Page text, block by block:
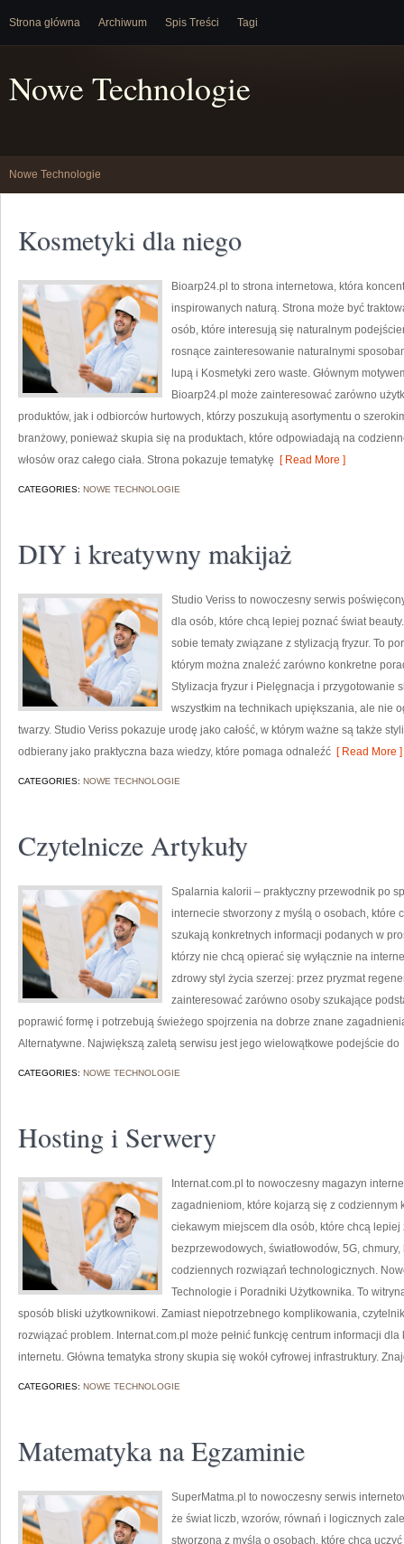
Strona główna Archiwum Spis Treści Tagi
Nowe Technologie
Nowe Technologie
Kosmetyki dla niego
Bioarp24.pl to strona internetowa, która
inspirowanych naturą. Strona może być
osób, które interesują się naturalnym
rosnące zainteresowanie naturalnymi
lupą i Kosmetyki zero waste. Głównym
Bioarp24.pl może zainteresować zarówno
produktów, jak i odbiorców hurtowych, którzy poszukują asortymentu o
branżowy, ponieważ skupia się na produktach, które odpowiadają na
włosów oraz całego ciała. Strona pokazuje tematykę [ Read More ]
CATEGORIES: NOWE TECHNOLOGIE
DIY i kreatywny makijaż
Studio Veriss to nowoczesny serwis
dla osób, które chcą lepiej poznać świat
sobie tematy związane z stylizacją fryzur. To
którym można znaleźć zarówno konkretne
Stylizacja fryzur i Pielęgnacja i przygotowanie
wszystkim na technikach upiększania, ale nie
twarzy. Studio Veriss pokazuje urodę jako całość, w którym ważne są także
odbierany jako praktyczna baza wiedzy, które pomaga odnaleźć [ Read More ]
CATEGORIES: NOWE TECHNOLOGIE
Czytelnicze Artykuły
Spalarnia kalorii – praktyczny przewodnik po
internecie stworzony z myślą o osobach, które
szukają konkretnych informacji podanych w
którzy nie chcą opierać się wyłącznie na
zdrowy styl życia szerzej: przez pryzmat
zainteresować zarówno osoby szukające
poprawić formę i potrzebują świeżego spojrzenia na dobrze znane
Alternatywne. Największą zaletą serwisu jest jego wielowątkowe podejście do
CATEGORIES: NOWE TECHNOLOGIE
Hosting i Serwery
Internat.com.pl to nowoczesny magazyn
zagadnieniom, które kojarzą się z codziennym
ciekawym miejscem dla osób, które chcą
bezprzewodowych, światłowodów, 5G,
codziennych rozwiązań technologicznych.
Technologie i Poradniki Użytkownika. To
sposób bliski użytkownikowi. Zamiast niepotrzebnego komplikowania,
rozwiązać problem. Internat.com.pl może pełnić funkcję centrum informacji
internetu. Główna tematyka strony skupia się wokół cyfrowej infrastruktury.
CATEGORIES: NOWE TECHNOLOGIE
Matematyka na Egzaminie
SuperMatma.pl to nowoczesny serwis
że świat liczb, wzorów, równań i logicznych
stworzona z myślą o osobach, które chcą